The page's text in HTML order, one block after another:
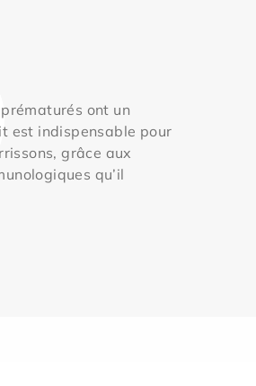
ont un
est indispensable pour
grâce aux
qu’il